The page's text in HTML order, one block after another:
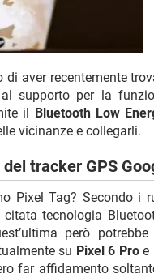
aver recentemente
supporto per la
il Bluetooth Low
vicinanze e collegarli.
tracker GPS
Pixel Tag? Secondo i
citata tecnologia
però potrebbe
su Pixel 6 Proe
far affidamento